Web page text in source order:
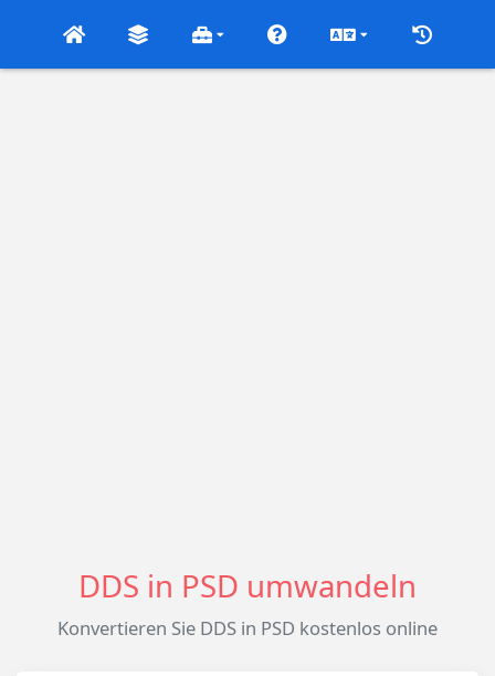
DDS in PSD umwandeln
Konvertieren Sie DDS in PSD kostenlos online